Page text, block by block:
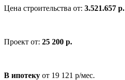
Цена строительства от: 3.521.657 р.
Проект от: 25 200 р.
В ипотеку от 19 121 р/мес.